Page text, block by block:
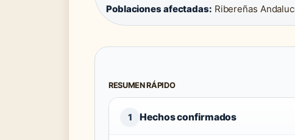
Poblaciones afectadas: Ribereñas
RESUMEN RÁPIDO
1 Hechos confirmados